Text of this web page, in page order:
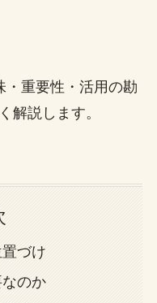
・重要性・活用の勘
解説します。
づけ
のか